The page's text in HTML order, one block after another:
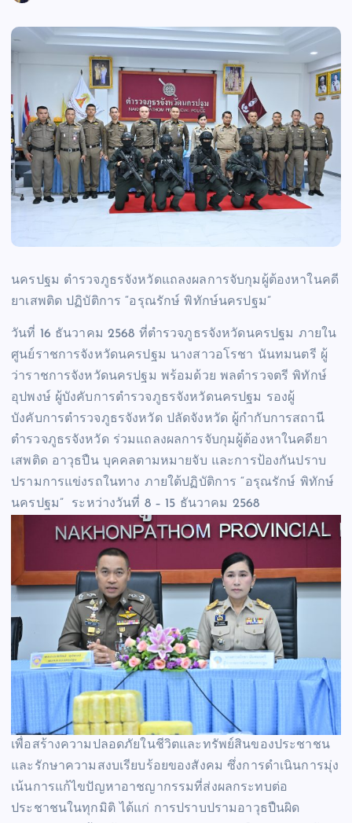
นครปฐม ตำรวจภูธรจังหวัดแถลงผลการจับกุมผู้ต้องหาในคดี
ยาเสพติด ปฏิบัติการ “อรุณรักษ์ พิทักษ์นครปฐม”
วันที่ 16 ธันวาคม 2568 ที่ตำรวจภูธรจังหวัดนครปฐม ภายใน
ศูนย์ราชการจังหวัดนครปฐม นางสาวอโรชา นันทมนตรี ผู้
ว่าราชการจังหวัดนครปฐม พร้อมด้วย พลตำรวจตรี พิทักษ์
อุปพงษ์ ผู้บังคับการตำรวจภูธรจังหวัดนครปฐม รองผู้
บังคับการตำรวจภูธรจังหวัด ปลัดจังหวัด ผู้กำกับการสถานี
ตำรวจภูธรจังหวัด ร่วมแถลงผลการจับกุมผู้ต้องหาในคดียา
เสพติด อาวุธปืน บุคคลตามหมายจับ และการป้องกันปราบ
ปรามการแข่งรถในทาง ภายใต้ปฏิบัติการ “อรุณรักษ์ พิทักษ์
นครปฐม” ระหว่างวันที่ 8 – 15 ธันวาคม 2568
เพื่อสร้างความปลอดภัยในชีวิตและทรัพย์สินของประชาชน
และรักษาความสงบเรียบร้อยของสังคม ซึ่งการดำเนินการมุ่ง
เน้นการแก้ไขปัญหาอาชญากรรมที่ส่งผลกระทบต่อ
ประชาชนในทุกมิติ ได้แก่ การปราบปรามอาวุธปืนผิด